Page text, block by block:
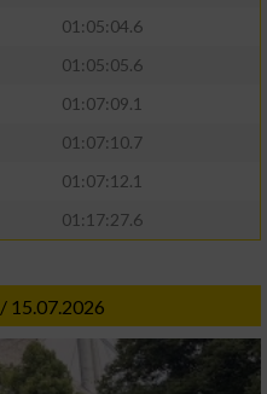
01:05:04.6
01:05:05.6
01:07:09.1
01:07:10.7
01:07:12.1
01:17:27.6
15.07.2026